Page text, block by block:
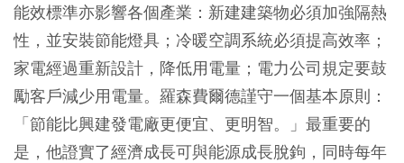
能效標準亦影響各個產業：新建建築物必須加強隔熱
性，並安裝節能燈具；冷暖空調系統必須提高效率；
家電經過重新設計，降低用電量；電力公司規定要鼓
勵客戶減少用電量。羅森費爾德謹守一個基本原則：
「節能比興建發電廠更便宜、更明智。」最重要的
是，他證實了經濟成長可與能源成長脫鉤，同時每年